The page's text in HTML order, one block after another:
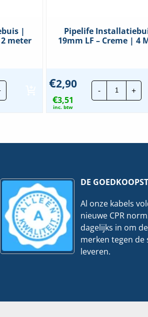
|
meter
Pipelife
19mm LF – Creme | 4
€2,90
€3,51
inc. btw
-
Pipelife
|
+
DE
Al onze kabels
nieuwe CPR
dagelijks in om
merken tegen
leveren.